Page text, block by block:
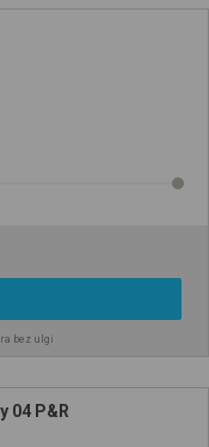
bez ulgi
04 P&R